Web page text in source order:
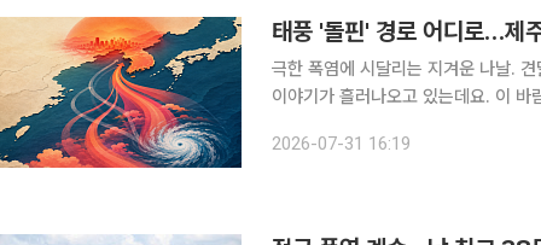
태풍 '돌핀' 경로 어디로…제
극한 폭염에 시달리는 지겨운 나날.
이야기가 흘러나오고 있는데요. 이 바
은 910hPa(헥토파스칼)까지 낮아졌
2026-07-31 16:19